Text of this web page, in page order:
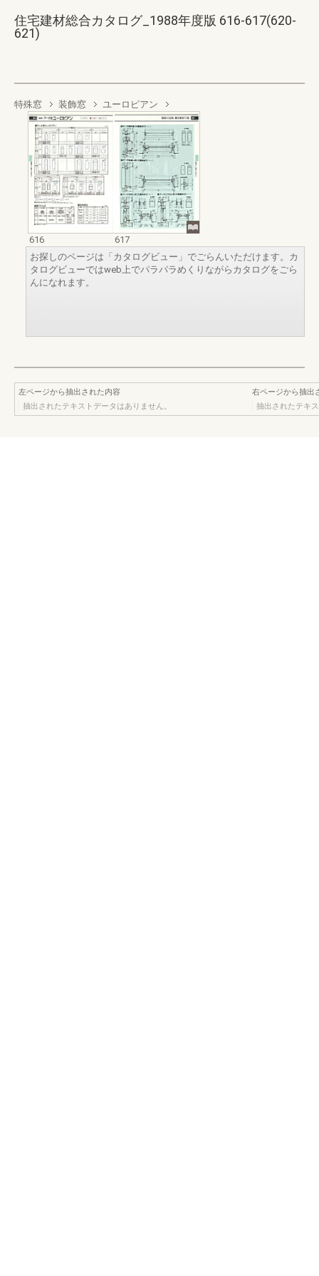
住宅建材総合カタログ_1988年度版 616-617(620-
621)
特殊窓 装飾窓 ユーロピアン
616
617
お探しのページは「カタログビュー」でごらんいただけます。カ
タログビューではweb上でパラパラめくりながらカタログをごら
んになれます。
左ページから抽出された内容
抽出されたテキストデータはありません。
右ページから抽出
抽出されたテキ